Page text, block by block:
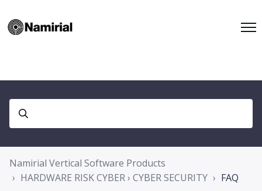
Namirial Vertical Software Products
HARDWARE RISK CYBER › CYBER SECURITY
FAQ